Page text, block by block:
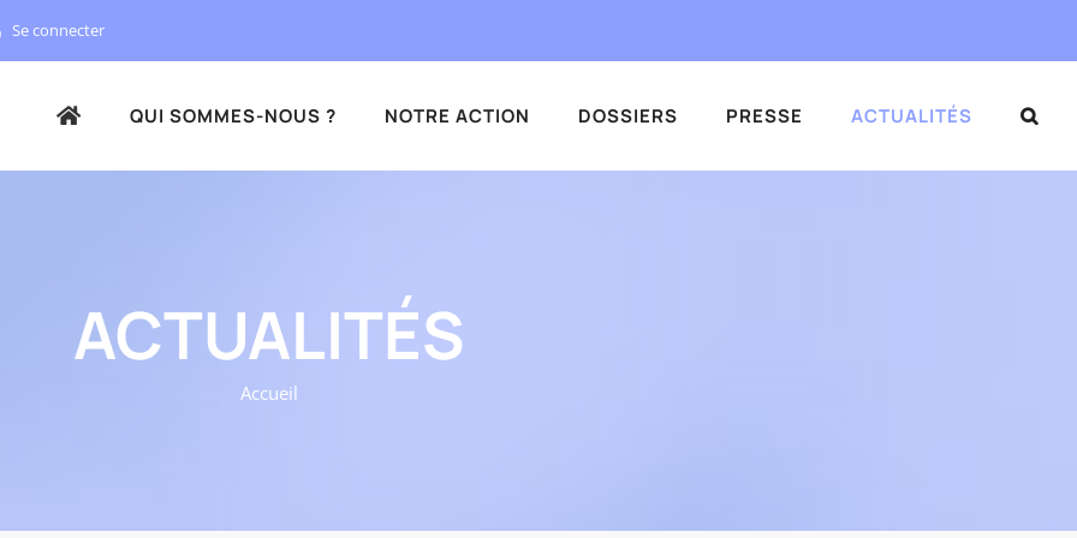
Se connecter
QUI SOMMES-NOUS ? NOTRE ACTION DOSSIERS PRESSE ACTUALITÉS
ACTUALITÉS
Accueil